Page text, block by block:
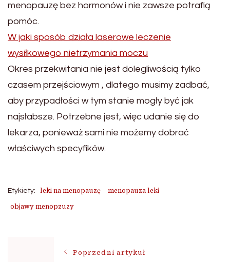
menopauzę bez hormonów i nie zawsze potrafią
pomóc.
W jaki sposób działa laserowe leczenie
wysiłkowego nietrzymania moczu
Okres przekwitania nie jest dolegliwością tylko
czasem przejściowym , dlatego musimy zadbać,
aby przypadłości w tym stanie mogły być jak
najsłabsze. Potrzebne jest, więc udanie się do
lekarza, ponieważ sami nie możemy dobrać
właściwych specyfików.
Etykiety: leki na menopauzę
menopauza leki
objawy menopzuzy
NawigacjaPoprzedni artykuł